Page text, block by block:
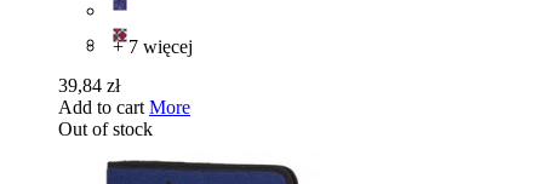
+ 7 więcej
39,84 zł
Add to cart More
Out of stock